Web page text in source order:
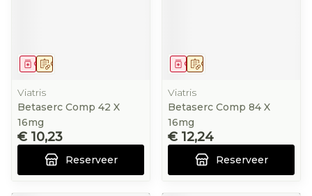
Op voorschrift
Geneesmiddel
Viatris
Betaserc Comp 42 X
16mg
€ 10,23
Reserveer
Op voorschrift
Geneesmiddel
Viatris
Betaserc Comp 84 X
16mg
€ 12,24
Reserveer